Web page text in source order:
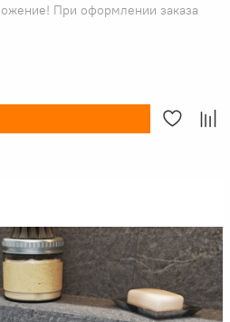
При оформлении заказа